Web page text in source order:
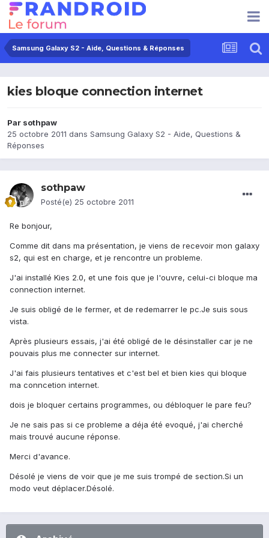
Samsung Galaxy S2 - Aide, Questions & Réponses
kies bloque connection internet
Par sothpaw
25 octobre 2011 dans Samsung Galaxy S2 - Aide, Questions &
Réponses
sothpaw
Posté(e) 25 octobre 2011
Re bonjour,
Comme dit dans ma présentation, je viens de recevoir mon galaxy
s2, qui est en charge, et je rencontre un probleme.
J'ai installé Kies 2.0, et une fois que je l'ouvre, celui-ci bloque ma
connection internet.
Je suis obligé de le fermer, et de redemarrer le pc.Je suis sous
vista.
Après plusieurs essais, j'ai été obligé de le désinstaller car je ne
pouvais plus me connecter sur internet.
J'ai fais plusieurs tentatives et c'est bel et bien kies qui bloque
ma conncetion internet.
dois je bloquer certains programmes, ou débloquer le pare feu?
Je ne sais pas si ce probleme a déja été evoqué, j'ai cherché
mais trouvé aucune réponse.
Merci d'avance.
Désolé je viens de voir que je me suis trompé de section.Si un
modo veut déplacer.Désolé.